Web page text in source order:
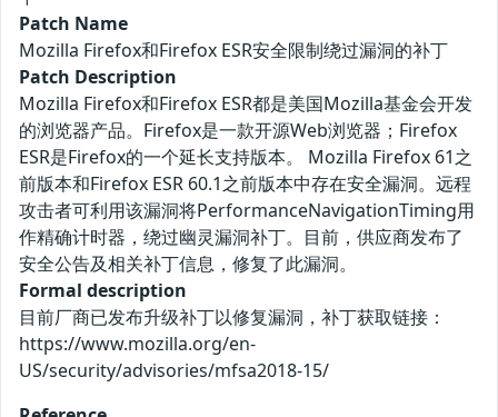
Patch Name
Mozilla Firefox和Firefox ESR安全限制绕过漏洞的补丁
Patch Description
Mozilla Firefox和Firefox ESR都是美国Mozilla基金会开发
的浏览器产品。Firefox是一款开源Web浏览器；Firefox
ESR是Firefox的一个延长支持版本。 Mozilla Firefox 61之
前版本和Firefox ESR 60.1之前版本中存在安全漏洞。远程
攻击者可利用该漏洞将PerformanceNavigationTiming用
作精确计时器，绕过幽灵漏洞补丁。目前，供应商发布了
安全公告及相关补丁信息，修复了此漏洞。
Formal description
目前厂商已发布升级补丁以修复漏洞，补丁获取链接：
https://www.mozilla.org/en-
US/security/advisories/mfsa2018-15/